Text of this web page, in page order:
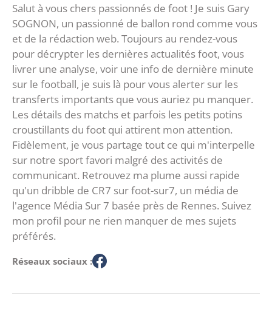
Salut à vous chers passionnés de foot ! Je suis Gary
SOGNON, un passionné de ballon rond comme vous
et de la rédaction web. Toujours au rendez-vous
pour décrypter les dernières actualités foot, vous
livrer une analyse, voir une info de dernière minute
sur le football, je suis là pour vous alerter sur les
transferts importants que vous auriez pu manquer.
Les détails des matchs et parfois les petits potins
croustillants du foot qui attirent mon attention.
Fidèlement, je vous partage tout ce qui m'interpelle
sur notre sport favori malgré des activités de
communicant. Retrouvez ma plume aussi rapide
qu'un dribble de CR7 sur foot-sur7, un média de
l'agence Média Sur 7 basée près de Rennes. Suivez
mon profil pour ne rien manquer de mes sujets
préférés.
Réseaux sociaux :